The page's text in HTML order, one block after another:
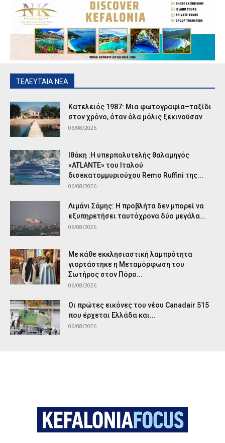
ΤΕΛΕΥΤΑΙΑ ΝΕΑ
Κατελειός 1987: Μια φωτογραφία–ταξίδι
στον χρόνο, όταν όλα μόλις ξεκινούσαν
06/08/2026
Ιθάκη :Η υπερπολυτελής θαλαμηγός
«ATLANTE» του Ιταλού
δισεκατομμυριούχου Remo Ruffini της...
06/08/2026
Λιμάνι Σάμης: Η προβλήτα δεν μπορεί να
εξυπηρετήσει ταυτόχρονα δύο μεγάλα...
06/08/2026
Με κάθε εκκλησιαστική λαμπρότητα
γιορτάστηκε η Μεταμόρφωση του
Σωτήρος στον Πόρο...
06/08/2026
Οι πρώτες εικόνες του νέου Canadair 515
που έρχεται Ελλάδα και...
06/08/2026